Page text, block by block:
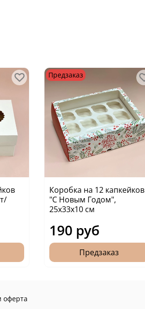
Предзаказ
Коробка на 12 капкейков
"С Новым Годом",
25х33х10 см
190 руб
Предзаказ
оферта